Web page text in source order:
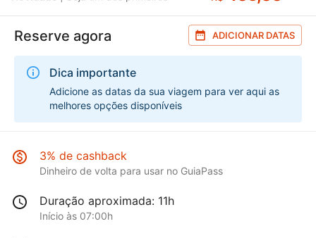
Reserve agora ADICIONAR DATAS
Dica importante
Adicione as datas da sua viagem para ver aqui as
melhores opções disponíveis
3% de cashback
Dinheiro de volta para usar no GuiaPass
Duração aproximada: 11h
Início às 07:00h